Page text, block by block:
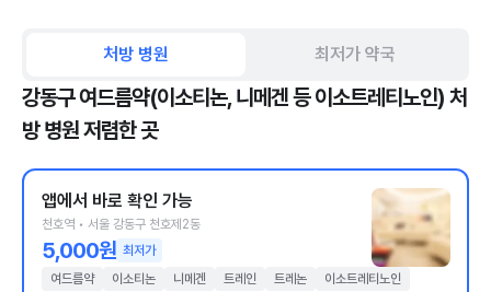
처방 병원 최저가 약국
강동구 여드름약(이소티논, 니메겐 등 이소트레티노인) 처
방 병원 저렴한 곳
앱에서 바로 확인 가능
천호역 • 서울 강동구 천호제2동
5,000원 최저가
여드름약
이소티논 니메겐 트레인 트레논 이소트레티노인